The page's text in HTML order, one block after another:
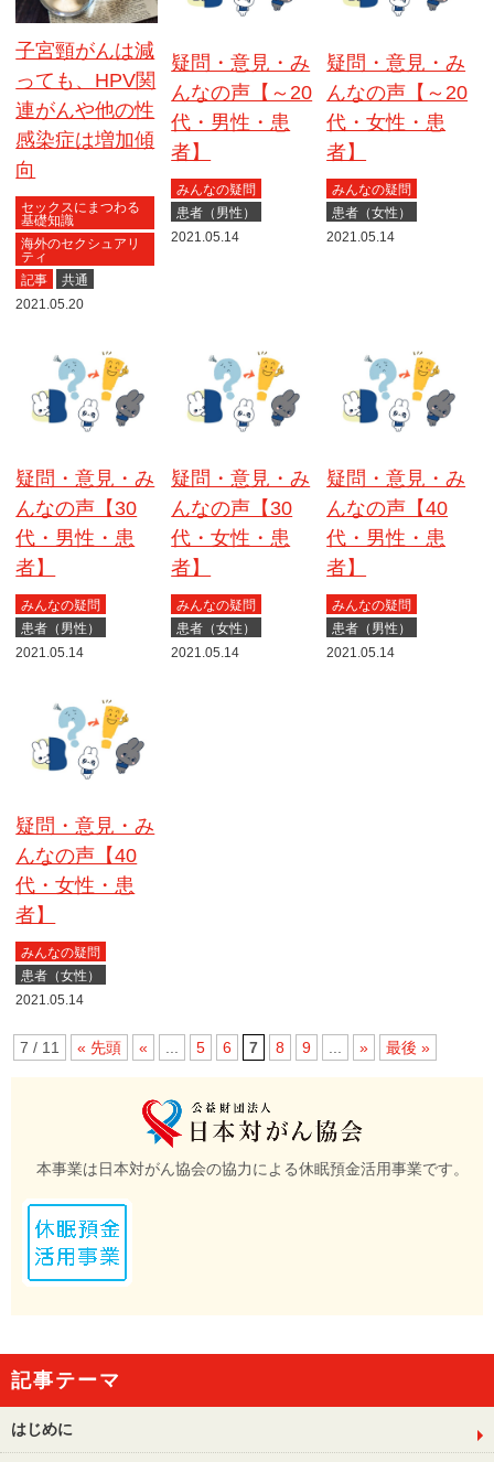
子宮頸がんは減
っても、HPV関
連がんや他の性
感染症は増加傾
向
セックスにまつわる
基礎知識
海外のセクシュアリ
ティ
記事
共通
2021.05.20
疑問・意見・み
んなの声【～20
代・男性・患
者】
みんなの疑問
患者（男性）
2021.05.14
疑問・意見・み
んなの声【～20
代・女性・患
者】
みんなの疑問
患者（女性）
2021.05.14
疑問・意見・み
んなの声【30
代・男性・患
者】
みんなの疑問
患者（男性）
2021.05.14
疑問・意見・み
んなの声【30
代・女性・患
者】
みんなの疑問
患者（女性）
2021.05.14
疑問・意見・み
んなの声【40
代・男性・患
者】
みんなの疑問
患者（男性）
2021.05.14
疑問・意見・み
んなの声【40
代・女性・患
者】
みんなの疑問
患者（女性）
2021.05.14
7 / 11 « 先頭 « 5 6 7 8 9 » 最後 »
本事業は日本対がん協会の協力による休眠預金活用事業です。
記事テーマ
はじめに